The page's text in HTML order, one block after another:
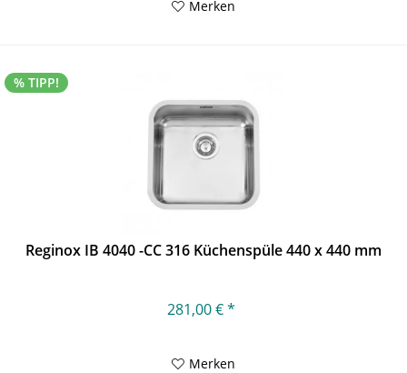
Merken
% TIPP!
Reginox IB 4040 -CC 316 Küchenspüle 440 x 440 mm
281,00 € *
Merken